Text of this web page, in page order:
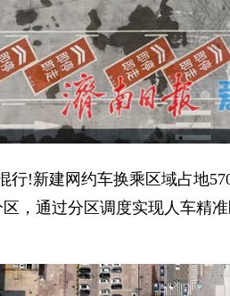
!新建网约车换乘区域占地
，通过分区调度实现人车精